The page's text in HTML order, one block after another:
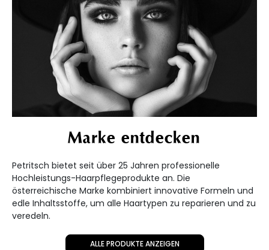
Marke entdecken
Petritsch bietet seit über 25 Jahren professionelle
Hochleistungs-Haarpflegeprodukte an. Die
österreichische Marke kombiniert innovative Formeln und
edle Inhaltsstoffe, um alle Haartypen zu reparieren und zu
veredeln.
ALLE PRODUKTE ANZEIGEN